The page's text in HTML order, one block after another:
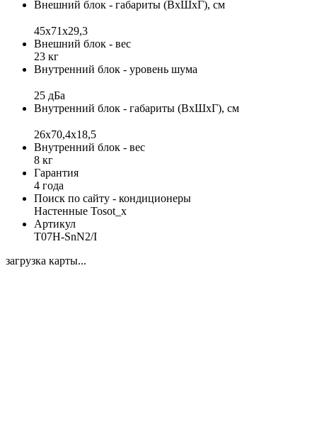
Внешний блок - габариты (ВхШхГ), см
45x71x29,3
Внешний блок - вес
23 кг
Внутренний блок - уровень шума
25 дБа
Внутренний блок - габариты (ВхШхГ), см
26x70,4x18,5
Внутренний блок - вес
8 кг
Гарантия
4 года
Поиск по сайту - кондиционеры
Настенные Tosot_x
Артикул
T07H-SnN2/I
загрузка карты...